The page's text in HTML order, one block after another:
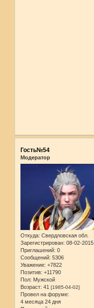
Гость№54
Модератор
Откуда: Свердловская обл.
Зарегистрирован: 08-02-2015
Приглашений: 0
Сообщений: 5306
Уважение: +7822
Позитив: +11790
Пол: Мужской
Возраст: 41 [1985-04-02]
Провел на форуме:
4 месяца 24 дня